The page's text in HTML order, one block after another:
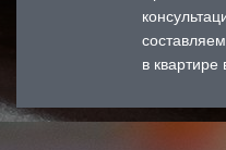
в квартире